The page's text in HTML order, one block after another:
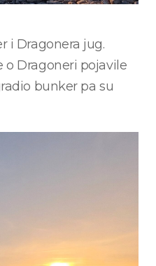
i Dragonera jug.
o Dragoneri pojavile
bunker pa su